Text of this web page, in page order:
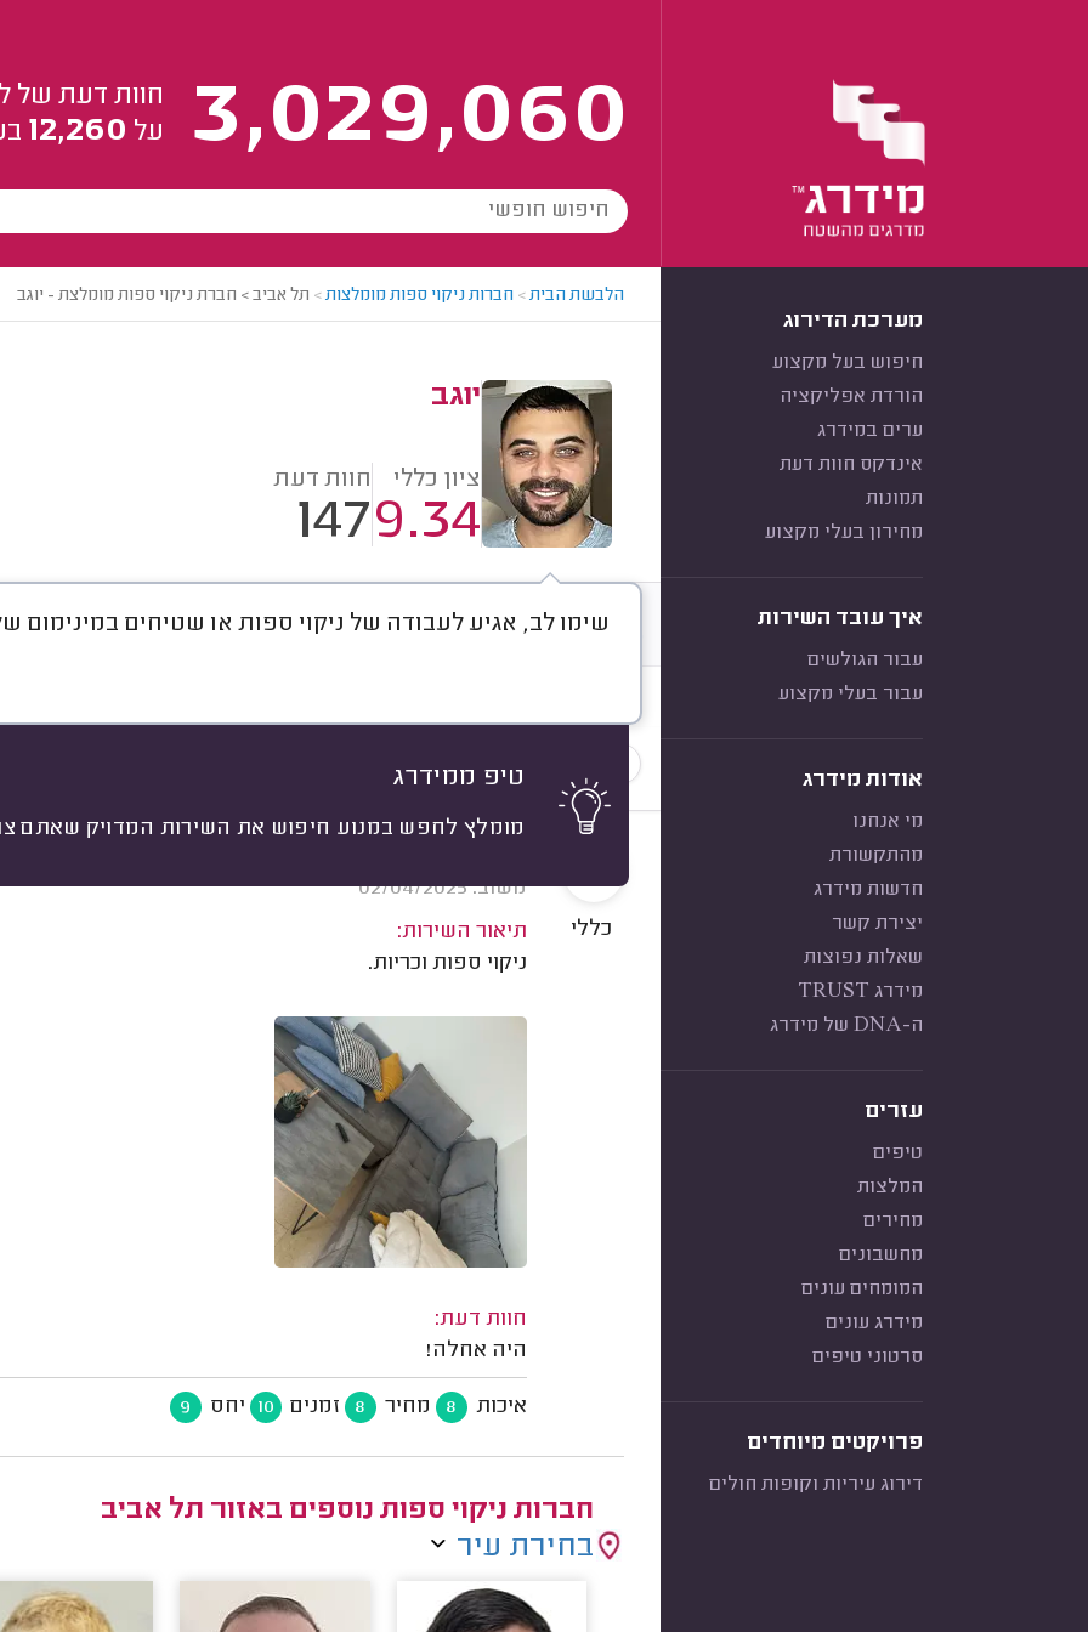
3,029,060
חוות דעת של
על 12,260
מערכת הדירוג
חיפוש בעל מקצוע
הורדת אפליקציה
ערים במידרג
אינדקס חוות דעת
תמונות
מחירון בעלי מקצוע
איך עובד השירות
עבור הגולשים
עבור בעלי מקצוע
אודות מידרג
מי אנחנו
מהתקשורת
חדשות מידרג
יצירת קשר
שאלות נפוצות
מידרג TRUST
ה-DNA של מידרג
עזרים
טיפים
המלצות
מחירים
מחשבונים
המומחים עונים
מידרג עונים
סרטוני טיפים
פרויקטים מיוחדים
דירוג עיריות וקופות חולים
הלבשת הבית> חברות ניקוי ספות מומלצות> תל אביב > חברת ניקוי ספות מומלצת - יוגב
יוגב
ציון כללי
9.34
חוות דעת
147
שימו לב, אגיע לעבודה של ניקוי ספות או שטיחים במינימום של 300
טיפ ממידרג
מומלץ לחפש במנוע חיפוש את השירות המדויק שאתם
דברו איתי חוות דעת מחירים ממוצע
מה ניקו?
משוב: 02/04/2025
תיאור השירות:
ניקוי ספות וכריות.
חוות דעת:
היה אחלה!
איכות 8 מחיר 8 זמנים 10 יחס 9
9
כללי
חברות ניקוי ספות נוספים באזור תל אביב
בחירת עיר